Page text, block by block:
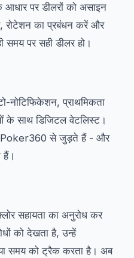
पर डीलरों को असाइन
रोटेशन का प्रबंधन करें और
समय पर सही डीलर हो।
नोटिफिकेशन, प्राथमिकता
के साथ डिजिटल वेटलिस्ट।
Poker360 से जुड़ते हैं - और
हैं।
सहायता का अनुरोध कर
को देखता है, उन्हें
समय को ट्रैक करता है। अब